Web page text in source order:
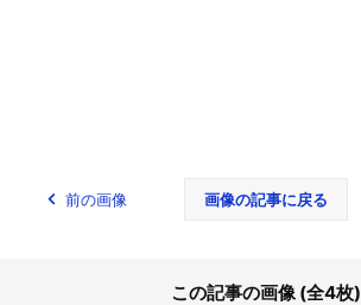
前の画像 画像の記事に戻る
この記事の画像 (全4枚)